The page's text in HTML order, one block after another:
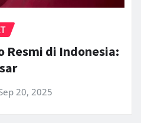
Resmi di Indonesia:
20, 2025